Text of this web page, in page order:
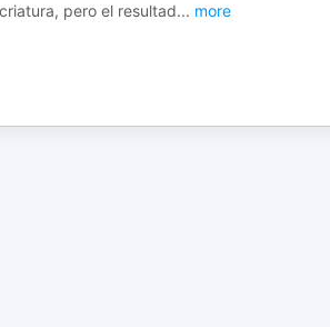
pero el resultad... more